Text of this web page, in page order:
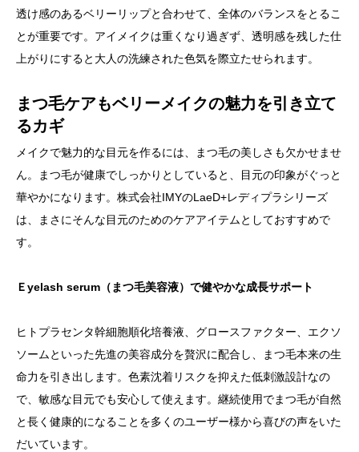
透け感のあるベリーリップと合わせて、全体のバランスをとるこ
とが重要です。アイメイクは重くなり過ぎず、透明感を残した仕
上がりにすると大人の洗練された色気を際立たせられます。
まつ毛ケアもベリーメイクの魅力を引き立て
るカギ
メイクで魅力的な目元を作るには、まつ毛の美しさも欠かせませ
ん。まつ毛が健康でしっかりとしていると、目元の印象がぐっと
華やかになります。株式会社IMYのLaeD+レディプラシリーズ
は、まさにそんな目元のためのケアアイテムとしておすすめで
す。
Ｅyelash serum（まつ毛美容液）で健やかな成長サポート
ヒトプラセンタ幹細胞順化培養液、グロースファクター、エクソ
ソームといった先進の美容成分を贅沢に配合し、まつ毛本来の生
命力を引き出します。色素沈着リスクを抑えた低刺激設計なの
で、敏感な目元でも安心して使えます。継続使用でまつ毛が自然
と長く健康的になることを多くのユーザー様から喜びの声をいた
だいています。